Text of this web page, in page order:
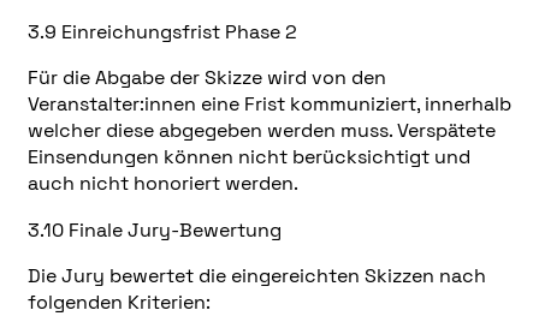
3.9 Einreichungsfrist Phase 2
Für die Abgabe der Skizze wird von den
Veranstalter:innen eine Frist kommuniziert, innerhalb
welcher diese abgegeben werden muss. Verspätete
Einsendungen können nicht berücksichtigt und
auch nicht honoriert werden.
3.10 Finale Jury-Bewertung
Die Jury bewertet die eingereichten Skizzen nach
folgenden Kriterien: